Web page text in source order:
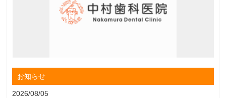
お知らせ
2026/08/05